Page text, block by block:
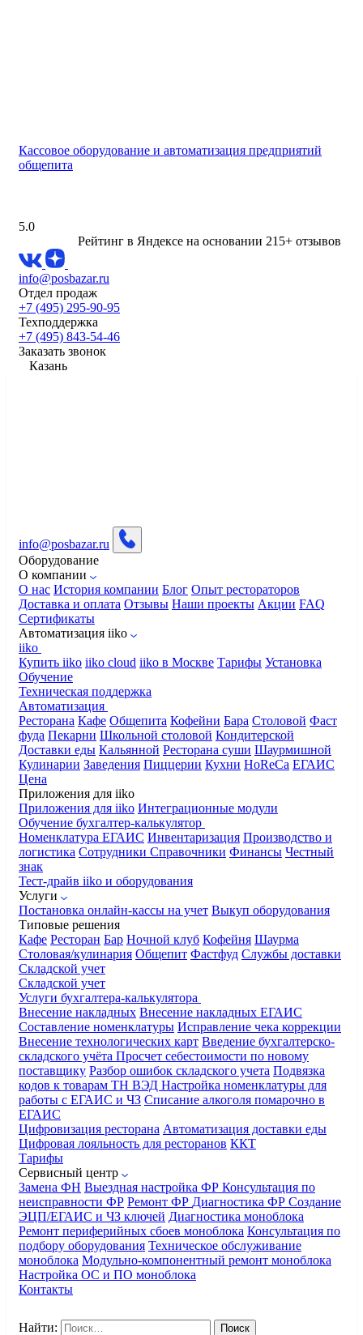
Кассовое оборудование и автоматизация предприятий
общепита
5.0
Рейтинг в Яндексе на основании 215+ отзывов
info@posbazar.ru
Отдел продаж
+7 (495) 295-90-95
Техподдержка
+7 (495) 843-54-46
Заказать звонок
Казань
info@posbazar.ru
Оборудование
О компании
О нас История компании Блог Опыт рестораторов
Доставка и оплата Отзывы Наши проекты Акции FAQ
Сертификаты
Автоматизация iiko
iiko
Купить iiko iiko cloud iiko в Москве Тарифы Установка
Обучение
Техническая поддержка
Автоматизация
Ресторана Кафе Общепита Кофейни Бара Столовой Фаст
фуда Пекарни Школьной столовой Кондитерской
Доставки еды Кальянной Ресторана суши Шаурмишной
Кулинарии Заведения Пиццерии Кухни HoReCa ЕГАИС
Цена
Приложения для iiko
Приложения для iiko Интеграционные модули
Обучение бухгалтер-калькулятор
Номенклатура ЕГАИС Инвентаризация Производство и
логистика Сотрудники Справочники Финансы Честный
знак
Тест-драйв iiko и оборудования
Услуги
Постановка онлайн-кассы на учет Выкуп оборудования
Типовые решения
Кафе Ресторан Бар Ночной клуб Кофейня Шаурма
Столовая/кулинария Общепит Фастфуд Службы доставки
Складской учет
Складской учет
Услуги бухгалтера-калькулятора
Внесение накладных Внесение накладных ЕГАИС
Составление номенклатуры Исправление чека коррекции
Внесение технологических карт Введение бухгалтерско-
складского учёта Просчет себестоимости по новому
поставщику Разбор ошибок складского учета Подвязка
кодов к товарам ТН ВЭД Настройка номенклатуры для
работы с ЕГАИС и ЧЗ Списание алкоголя помарочно в
ЕГАИС
Цифровизация ресторана Автоматизация доставки еды
Цифровая лояльность для ресторанов ККТ
Тарифы
Сервисный центр
Замена ФН Выездная настройка ФР Консультация по
неисправности ФР Ремонт ФР Диагностика ФР Создание
ЭЦП/ЕГАИС и ЧЗ ключей Диагностика моноблока
Ремонт периферийных сбоев моноблока Консультация по
подбору оборудования Техническое обслуживание
моноблока Модульно-компонентный ремонт моноблока
Настройка ОС и ПО моноблока
Контакты
Найти: